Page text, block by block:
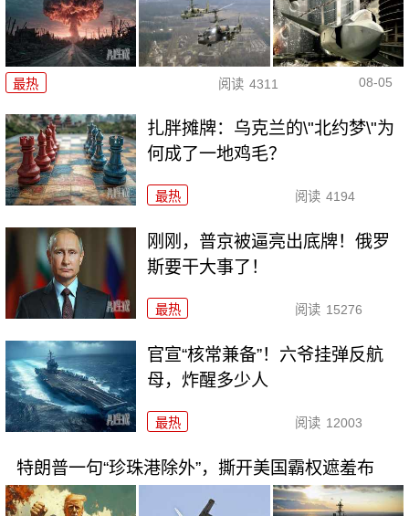
最热 阅读 4311 08-05
扎胖摊牌：乌克兰的\"北约梦\"为
何成了一地鸡毛？
最热 阅读 4194
刚刚，普京被逼亮出底牌！俄罗
斯要干大事了！
最热 阅读 15276
官宣“核常兼备”！六爷挂弹反航
母，炸醒多少人
最热 阅读 12003
特朗普一句“珍珠港除外”，撕开美国霸权遮羞布